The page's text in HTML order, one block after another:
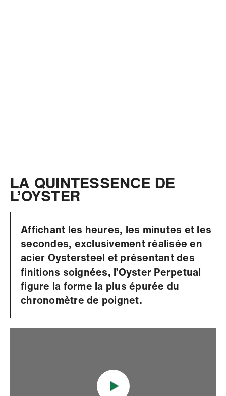
LA QUINTESSENCE DE
L’OYSTER
Affichant les heures, les minutes et les
secondes, exclusivement réalisée en
acier Oystersteel et présentant des
finitions soignées, l’Oyster Perpetual
figure la forme la plus épurée du
chronomètre de poignet.